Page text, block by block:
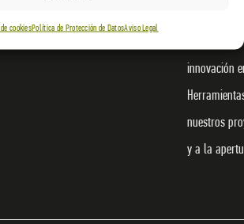
cookiesPolítica de Protección de DatosAviso Legal
innovación
nuestros
y a la